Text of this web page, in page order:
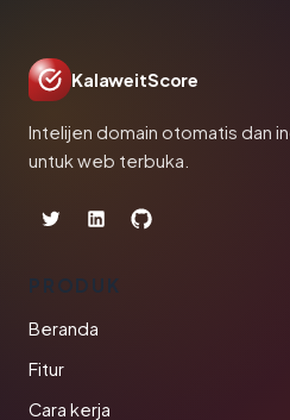
KalaweitScore
Intelijen domain otomatis dan
untuk web terbuka.
PRODUK
Beranda
Fitur
Cara kerja